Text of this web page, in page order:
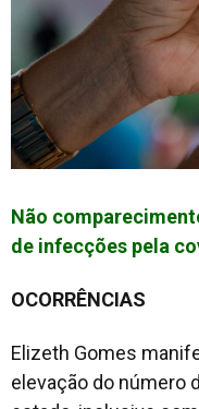
Não
de infecções pela
OCORRÊNCIAS
Elizeth Gomes
elevação do número